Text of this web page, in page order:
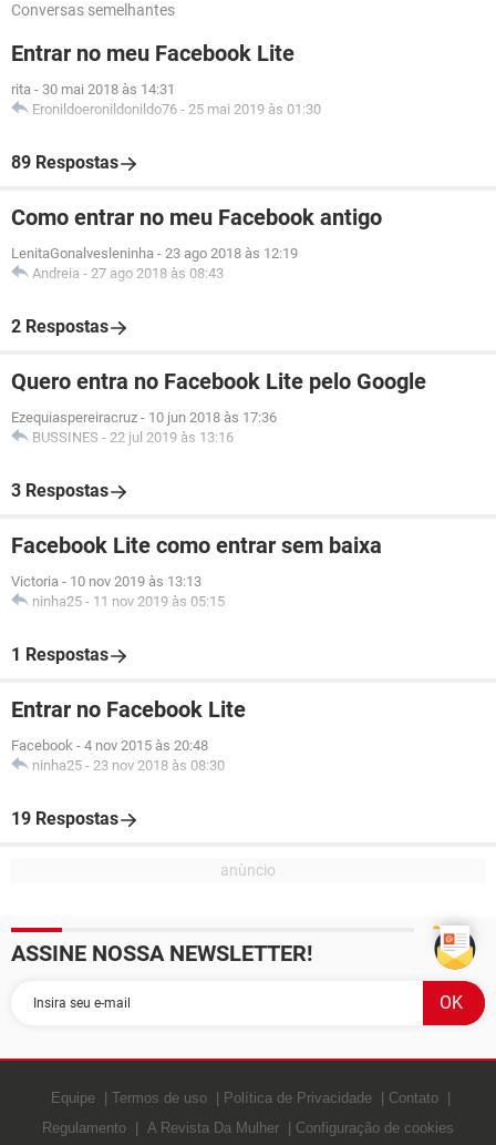
Conversas semelhantes
Entrar no meu Facebook Lite
rita - 30 mai 2018 às 14:31
Eronildoeronildonildo76 - 25 mai 2019 às 01:30
89 Respostas
Como entrar no meu Facebook antigo
LenitaGonalvesleninha - 23 ago 2018 às 12:19
Andreia - 27 ago 2018 às 08:43
2 Respostas
Quero entra no Facebook Lite pelo Google
Ezequiaspereiracruz - 10 jun 2018 às 17:36
BUSSINES - 22 jul 2019 às 13:16
3 Respostas
Facebook Lite como entrar sem baixa
Victoria - 10 nov 2019 às 13:13
ninha25 - 11 nov 2019 às 05:15
1 Respostas
Entrar no Facebook Lite
Facebook - 4 nov 2015 às 20:48
ninha25 - 23 nov 2018 às 08:30
19 Respostas
ASSINE NOSSA NEWSLETTER!
Equipe Termos de uso Política de Privacidade
Contato
Regulamento
A Revista Da Mulher Configuração de cookies